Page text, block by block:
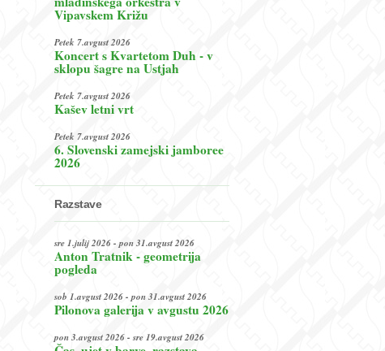
Vipavskem Križu
Petek 7.avgust 2026
Koncert s Kvartetom Duh - v
sklopu šagre na Ustjah
Petek 7.avgust 2026
Kašev letni vrt
Petek 7.avgust 2026
6. Slovenski zamejski jamboree
2026
Razstave
sre 1.julij 2026 - pon 31.avgust 2026
Anton Tratnik - geometrija
pogleda
sob 1.avgust 2026 - pon 31.avgust 2026
Pilonova galerija v avgustu 2026
pon 3.avgust 2026 - sre 19.avgust 2026